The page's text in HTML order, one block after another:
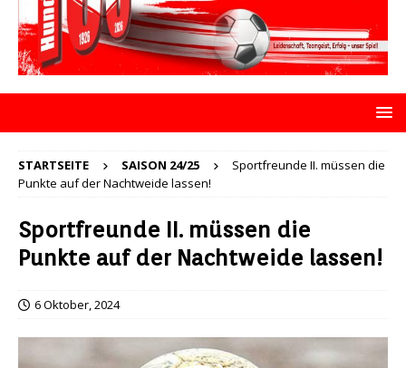
STARTSEITE SAISON 24/25
Sportfreunde II. müssen die
Punkte auf der Nachtweide lassen!
Sportfreunde II. müssen die
Punkte auf der Nachtweide lassen!
6 Oktober, 2024